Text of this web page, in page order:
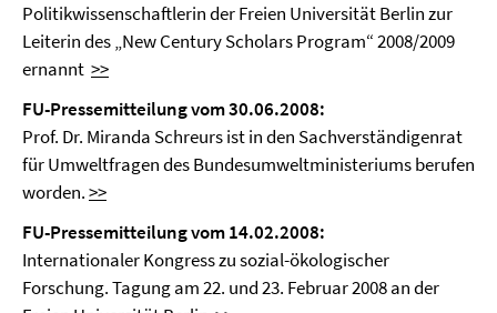
Politikwissenschaftlerin der Freien Universität Berlin zur
Leiterin des „New Century Scholars Program“ 2008/2009
ernannt >>
FU-Pressemitteilung vom 30.06.2008:
Prof. Dr. Miranda Schreurs ist in den Sachverständigenrat
für Umweltfragen des Bundesumweltministeriums berufen
worden.>>
FU-Pressemitteilung vom 14.02.2008:
Internationaler Kongress zu sozial-ökologischer
Forschung. Tagung am 22. und 23. Februar 2008 an der